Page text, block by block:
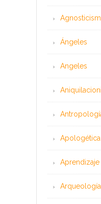
Ángeles
Angeles
Apologética
Aprendizaje
Arqueología